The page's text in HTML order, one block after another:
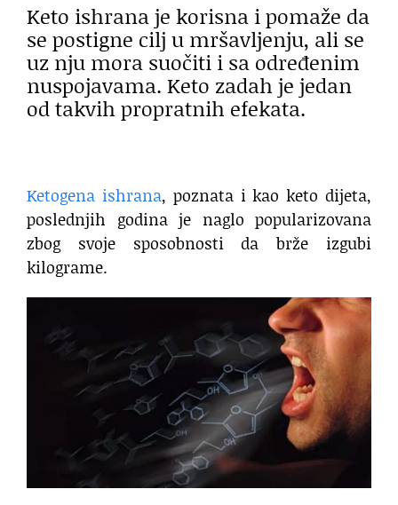
Keto ishrana je korisna i pomaže da
se postigne cilj u mršavljenju, ali se
uz nju mora suočiti i sa određenim
nuspojavama. Keto zadah je jedan
od takvih propratnih efekata.
Ketogena ishrana, poznata i kao keto dijeta,
poslednjih godina je naglo popularizovana
zbog svoje sposobnosti da brže izgubi
kilograme.